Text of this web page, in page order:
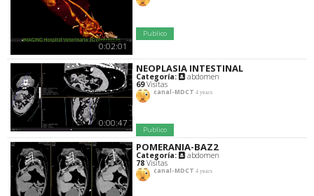
0:02:01
Publico
0:00:47
NEOPLASIA INTESTINAL
Categoría: abdomen
69Visitas
canal-MDCT 4 years
Publico
POMERANIA-BAZ2
Categoría: abdomen
78 Visitas
canal-MDCT 4 years